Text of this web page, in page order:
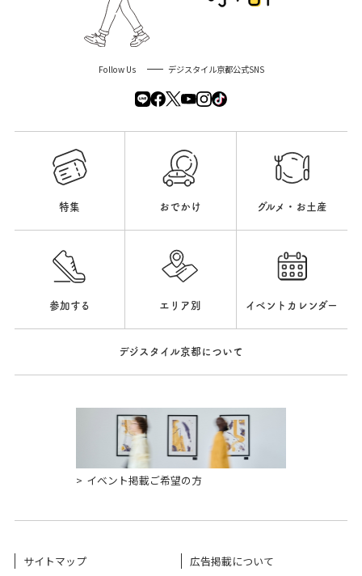
Follow Us デジスタイル京都公式SNS
特集 おでかけ グルメ・お土産
参加する エリア別 イベントカレンダー
デジスタイル京都について
イベント掲載ご希望の方
サイトマップ 広告掲載について